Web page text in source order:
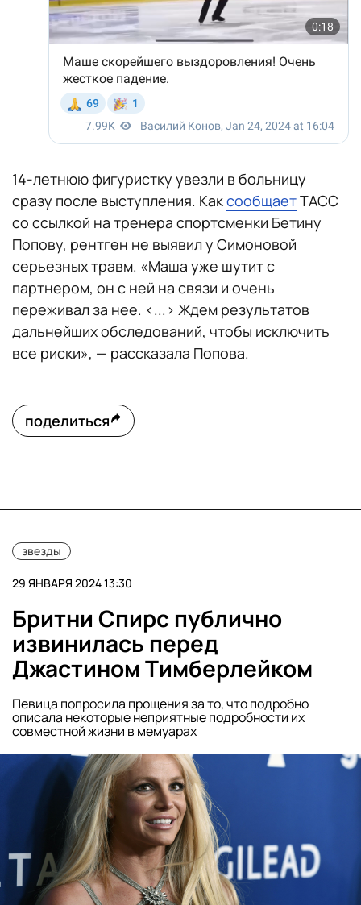
14-летнюю фигуристку увезли в больницу
сразу после выступления. КаксообщаетТАСС
со ссылкой на тренера спортсменки Бетину
Попову, рентген не выявил у Симоновой
серьезных травм. «Маша уже шутит с
партнером, он с ней на связи и очень
переживал за нее. <...> Ждем результатов
дальнейших обследований, чтобы исключить
все риски», — рассказала Попова.
поделиться
звезды
29 ЯНВАРЯ 2024 13:30
Бритни Спирс публично
извинилась перед
Джастином Тимберлейком
Певица попросила прощения за то, что подробно
описала некоторые неприятные подробности их
совместной жизни в мемуарах